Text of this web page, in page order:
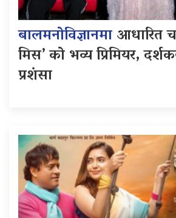
बालमनोविज्ञानमाआधारित
मिस’ को भव्य प्रिमियर,
प्रशंसा